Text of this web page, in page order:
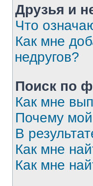
Друзья и
Что
Как мне
недругов?
Поиск по
Как мне
Почему мой
В
Как мне
Как мне